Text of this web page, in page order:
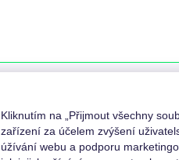
Kliknutím na „Přijmout všechny
zařízení za účelem zvýšení
úžívání webu a podporu